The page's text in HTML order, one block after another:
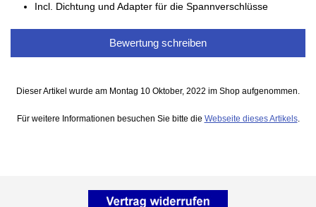
Incl. Dichtung und Adapter für die Spannverschlüsse
Bewertung schreiben
Dieser Artikel wurde am Montag 10 Oktober, 2022 im Shop aufgenommen.
Für weitere Informationen besuchen Sie bitte die Webseite dieses Artikels.